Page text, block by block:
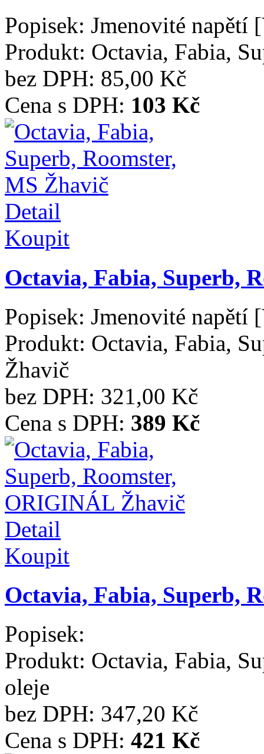
Popisek: Jmenovité napětí
Produkt: Octavia, Fabia,
bez DPH: 85,00 Kč
Cena s DPH: 103 Kč
Detail
Koupit
Octavia, Fabia, Superb,
Popisek: Jmenovité napětí
Produkt: Octavia, Fabia,
Žhavič
bez DPH: 321,00 Kč
Cena s DPH: 389 Kč
Detail
Koupit
Octavia, Fabia, Superb,
Popisek:
Produkt: Octavia, Fabia,
oleje
bez DPH: 347,20 Kč
Cena s DPH: 421 Kč